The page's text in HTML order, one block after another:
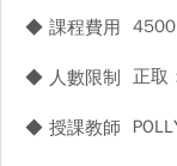
◆ 課程費用
◆ 人數限制 正取
◆ 授課教師